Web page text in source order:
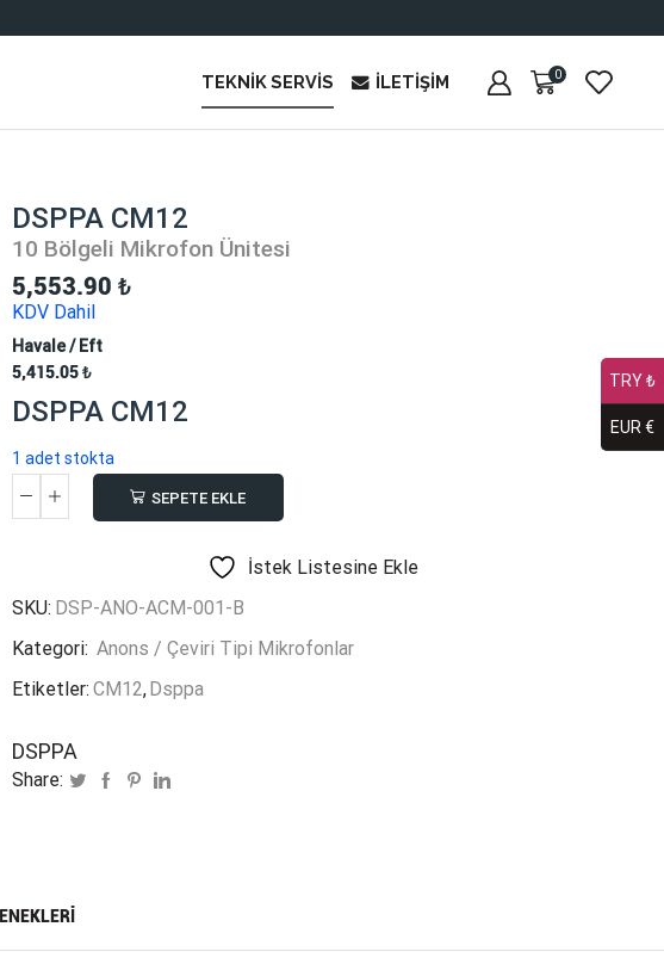
TEKNIK SERVIS İLETIŞIM 0
DSPPA CM12
10 Bölgeli Mikrofon Ünitesi
5,553.90 ₺
KDV Dahil
Havale / Eft
5,415.05₺
DSPPA CM12
1 adet stokta
DSPPA
SEPETE EKLE
İstek Listesine Ekle
SKU: DSP-ANO-ACM-001-B
Kategori: Anons / Çeviri Tipi Mikrofonlar
Etiketler: CM12, Dsppa
DSPPA
Share:
TRY ₺
EUR €